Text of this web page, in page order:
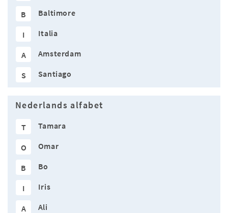
B Baltimore
I Italia
A Amsterdam
S Santiago
Nederlands alfabet
T Tamara
O Omar
B Bo
I Iris
A Ali